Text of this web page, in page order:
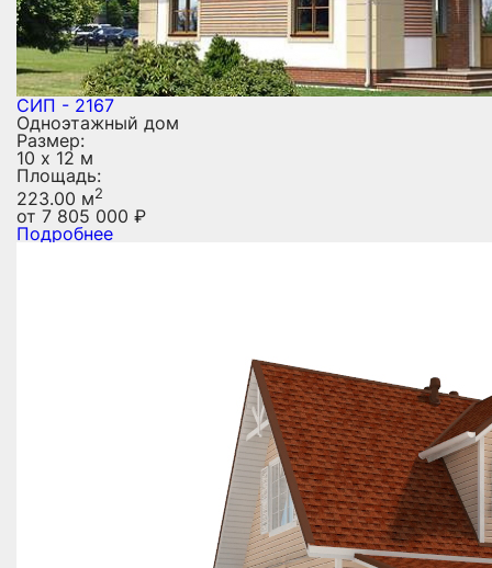
СИП - 2167
Одноэтажный дом
Размер:
10 х 12 м
Площадь:
223.00 м2
от 7 805 000 ₽
Подробнее